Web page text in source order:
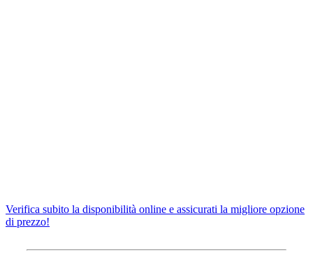
Verifica subito la disponibilità online e assicurati la migliore opzione
di prezzo!